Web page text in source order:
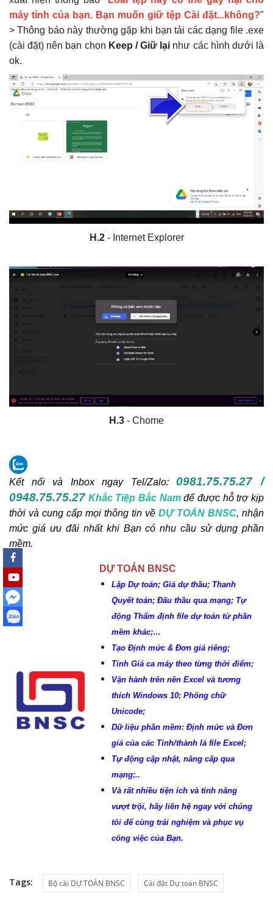
Bộ Xây dựng: Quyết định 37; 38; 39/QĐ-BXD
Định mức Dịch vụ thoát nước; Dịch vụ cây
xanh; Dịch vụ chiếu sáng đô thị
Khắc Tiệp 0981757527 17 Thg 1, 2025 0 131
Văn bản Số: 5787/TCĐBVN-QLBTĐB: Phân
loại đường để tính cước vận tải đường bộ
22 Thg 9, 2022 0 129
máy tỉnh của bạn. Bạn muốn giữ tệp Cài đặt...không?"
> Thông báo này thường gặp khi bạn tải các dạng file .exe
(cài đặt) nên bạn chọn Keep / Giữ lại như các hình dưới là
ok.
H.2- Internet Explorer
H.3 - Chome
Kết nối và Inbox ngay Tel/Zalo:0981.75.75.27 /
0948.75.75.27 Khắc Tiệp Bắc Namđể được hỗ trợ kịp
thời và cung cấp mọi thông tin về DỰ TOÁN BNSC, nhận
mức giá ưu đãi nhất khi Bạn có nhu cầu sử dụng phần
mềm.
DỰ TOÁN BNSC
Lập Dự toán; Giá dự thầu; Thanh
Quyết toán; Đấu thầu qua mạng; Tự
động Thẩm định file dự toán từ phần
mềm khác;…
Tạo Định mức & Đơn giá riêng;
Tính Giá ca máy theo từng thời điểm;
Vận hành trên nền Excel và tương
thích Windows 10; Phông chữ
Unicode;
Dữ liệu phần mềm: Định mức và Đơn
giá của các Tỉnh/thành là file Excel;
Tự động cập nhật, nâng cấp qua
mạng;..
Và rất nhiều tiện ích và tính năng
vượt trội, hãy liên hệ ngay với chúng
tôi để cùng trải nghiệm và phục vụ
công việc của Bạn.
Tags: Bộ cài DỰ TOÁN BNSC Cài đặt Dự toán BNSC